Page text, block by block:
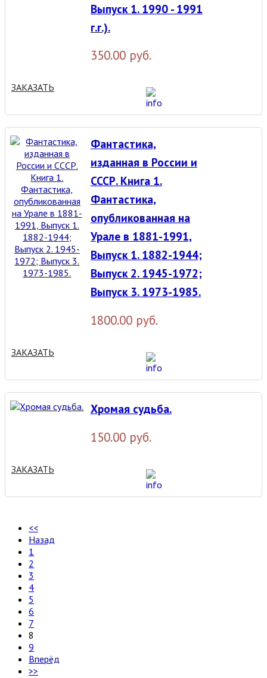
Выпуск 1. 1990 - 1991
г.г.).
350.00 руб.
ЗАКАЗАТЬ
Фантастика,
изданная в России и
СССР. Книга 1.
Фантастика,
опубликованная на
Урале в 1881-1991,
Выпуск 1. 1882-1944;
Выпуск 2. 1945-1972;
Выпуск 3. 1973-1985.
1800.00 руб.
ЗАКАЗАТЬ
Хромая судьба.
150.00 руб.
ЗАКАЗАТЬ
<<
Назад
1
2
3
4
5
6
7
8
9
Вперёд
>>